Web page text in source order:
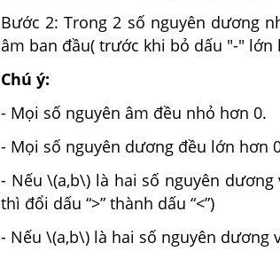
Bước 2: Trong 2 số nguyên dương
âm ban đầu( trước khi bỏ dấu "-" lớn
Chú ý:
- Mọi số nguyên âm đều nhỏ hơn 0.
- Mọi số nguyên dương đều lớn hơn
- Nếu \(a,b\) là hai số nguyên
thì đổi dấu “>” thành dấu “<”)
- Nếu \(a,b\) là hai số nguyên dương